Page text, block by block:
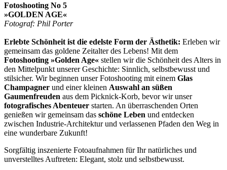
Fotoshooting No 5
»GOLDEN AGE«
Fotograf: Phil Porter
Erlebte Schönheit ist die edelste Form der Ästhetik: Erleben wir
gemeinsam das goldene Zeitalter des Lebens! Mit dem
Fotoshooting »Golden Age« stellen wir die Schönheit des Alters in
den Mittelpunkt unserer Geschichte: Sinnlich, selbstbewusst und
stilsicher. Wir beginnen unser Fotoshooting mit einem Glas
Champagner und einer kleinen Auswahl an süßen
Gaumenfreuden aus dem Picknick-Korb, bevor wir unser
fotografisches Abenteuer starten. An überraschenden Orten
genießen wir gemeinsam das schöne Leben und entdecken
zwischen Industrie-Architektur und verlassenen Pfaden den Weg in
eine wunderbare Zukunft!
Sorgfältig inszenierte Fotoaufnahmen für Ihr natürliches und
unverstelltes Auftreten: Elegant, stolz und selbstbewusst.